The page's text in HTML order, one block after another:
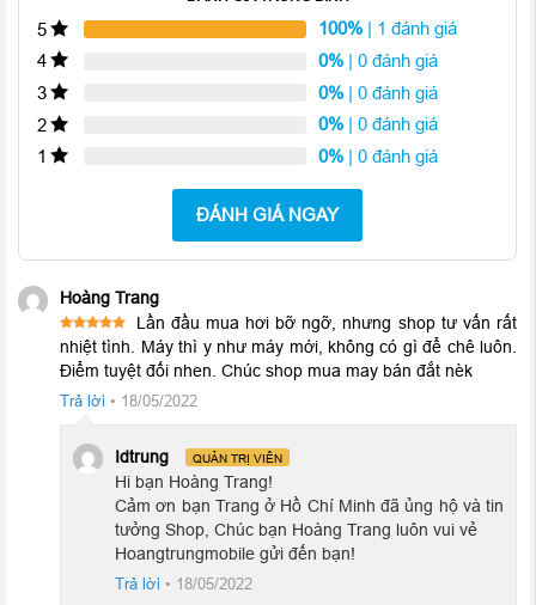
5 100% | 1 đánh giá
4
0% | 0 đánh giá
3
0% | 0 đánh giá
2
0% | 0 đánh giá
1
0% | 0 đánh giá
ĐÁNH GIÁ NGAY
Hoàng Trang
Được xếp
hạng5 5
sao
Lần đầu mua hơi bỡ ngỡ, nhưng shop tư vấn rất
nhiệt tình. Máy thì y như máy mới, không có gì để chê luôn.
Điểm tuyệt đối nhen. Chúc shop mua may bán đắt nèk
Trả lời • 18/05/2022
Idtrung QUẢN TRỊ VIÊN
Hi bạn Hoàng Trang!
Cảm ơn bạn Trang ở Hồ Chí Minh đã ủng hộ và tin
tưởng Shop, Chúc bạn Hoàng Trang luôn vui vẻ
Hoangtrungmobile gửi đến bạn!
Trả lời • 18/05/2022